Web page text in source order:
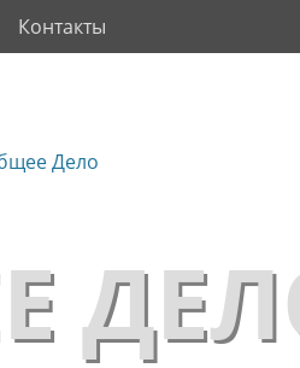
Контакты